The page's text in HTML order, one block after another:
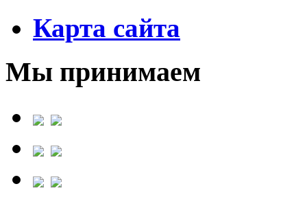
Карта сайта
Мы принимаем